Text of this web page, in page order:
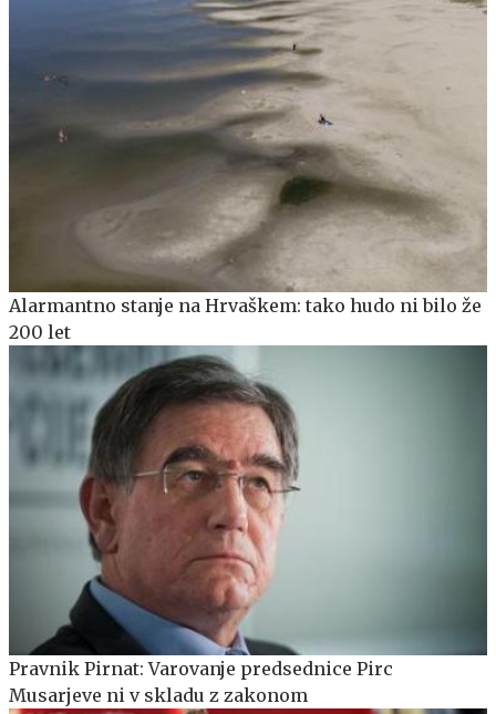
Alarmantno stanje na Hrvaškem: tako hudo ni bilo že
200 let
Pravnik Pirnat: Varovanje predsednice Pirc
Musarjeve ni v skladu z zakonom